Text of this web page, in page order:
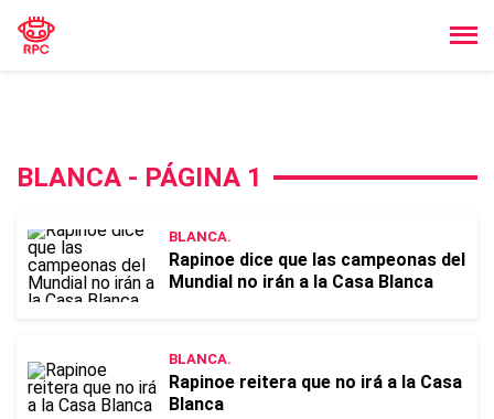
BLANCA - PÁGINA 1
BLANCA.
Rapinoe dice que las campeonas del
Mundial no irán a la Casa Blanca
BLANCA.
Rapinoe reitera que no irá a la Casa
Blanca